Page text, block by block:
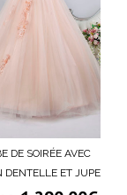
DE SOIRÉE AVEC
DENTELLE ET JUPE